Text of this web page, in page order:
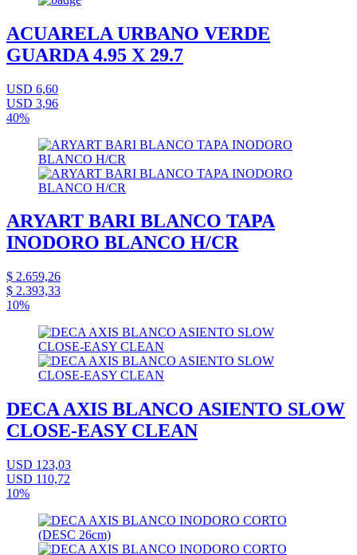
ACUARELA URBANO VERDE
GUARDA 4.95 X 29.7
USD 6,60
USD 3,96
40%
ARYART BARI BLANCO TAPA
INODORO BLANCO H/CR
$ 2.659,26
$ 2.393,33
10%
DECA AXIS BLANCO ASIENTO SLOW
CLOSE-EASY CLEAN
USD 123,03
USD 110,72
10%